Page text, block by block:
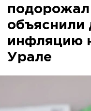
объяснили
инфляцию
Урале